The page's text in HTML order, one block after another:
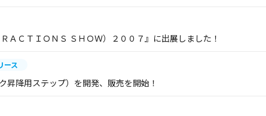
ＡＣＴＩＯＮＳ ＳＨＯＷ）２００７』に出展しました！
ース
昇降用ステップ）を開発、販売を開始！